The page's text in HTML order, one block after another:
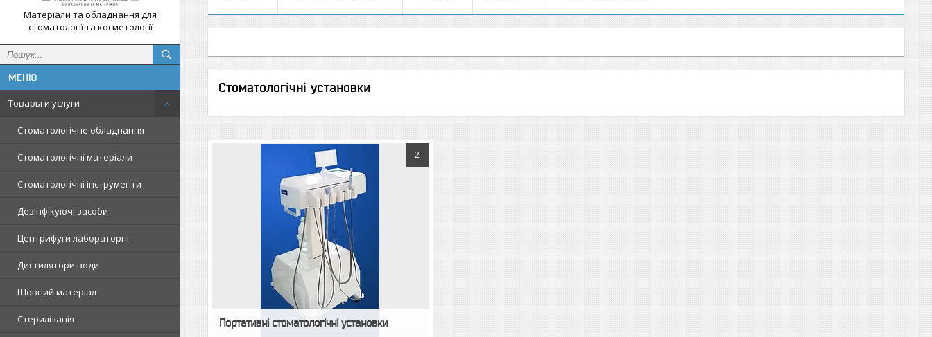
Матеріали та обладнання для
стоматології та косметології
Товары и услуги
Стоматологічне обладнання
Стоматологічні матеріали
Стоматологічні інструменти
Дезінфікуючі засоби
Центрифуги лабораторні
Дистилятори води
Шовний матеріал
Стерилізація
Стоматологічні установки
2
Портативні стоматологічні установки